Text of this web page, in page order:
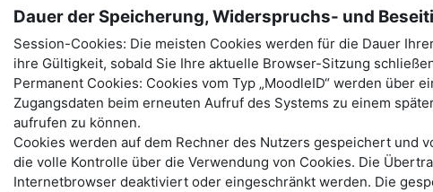
Dauer der Speicherung, Widerspruchs- und
Session-Cookies: Die meisten Cookies werden für die Dauer
ihre Gültigkeit, sobald Sie Ihre aktuelle Browser-Sitzung
Permanent Cookies: Cookies vom Typ „MoodleID“ werden
Zugangsdaten beim erneuten Aufruf des Systems zu einem
aufrufen zu können.
Cookies werden auf dem Rechner des Nutzers gespeichert und
die volle Kontrolle über die Verwendung von Cookies. Die
Internetbrowser deaktiviert oder eingeschränkt werden. Die